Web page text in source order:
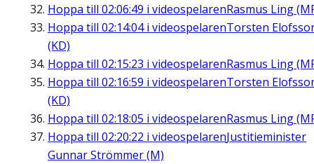
Hoppa till 02:06:49 i videospelarenRasmus Ling
Hoppa till 02:14:04i videospelarenTorsten
(KD)
Hoppa till 02:15:23 i videospelarenRasmus Ling
Hoppa till 02:16:59 i videospelarenTorsten
(KD)
Hoppa till 02:18:05 i videospelarenRasmus Ling
Hoppa till 02:20:22 i videospelarenJustitieminister
Gunnar Strömmer (M)